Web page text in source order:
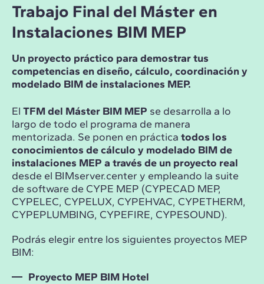
Trabajo Final del Máster en
Instalaciones BIM MEP
Un proyecto práctico para demostrar tus
competencias en diseño, cálculo, coordinación y
modelado BIM de instalaciones MEP.
El TFM del Máster BIM MEP se desarrolla a lo
largo de todo el programa de manera
mentorizada. Se ponen en práctica todos los
conocimientos de cálculo y modelado BIM de
instalaciones MEP a través de un proyecto real
desde el BIMserver.center y empleando la suite
de software de CYPE MEP (CYPECAD MEP,
CYPELEC, CYPELUX, CYPEHVAC, CYPETHERM,
CYPEPLUMBING, CYPEFIRE, CYPESOUND).
Podrás elegir entre los siguientes proyectos MEP
BIM:
Proyecto MEP BIM Hotel